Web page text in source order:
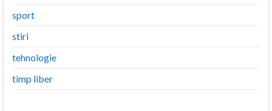
sport
stiri
tehnologie
timp liber